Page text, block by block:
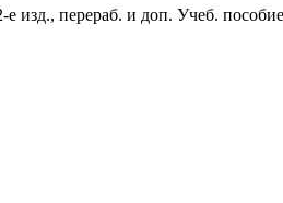
изд., перераб. и доп. Учеб.